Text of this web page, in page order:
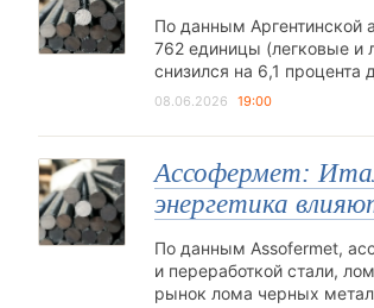
По данным Аргентинской
762 единицы (легковые и
снизился на 6,1
08.06.2026 19:00
Ассофермет:
энергетика
По данным Assofermet,
и переработкой стали,
рынок лома черных